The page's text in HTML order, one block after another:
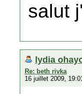
salut
lydia
Re: beth rivka
16 juillet 2009,